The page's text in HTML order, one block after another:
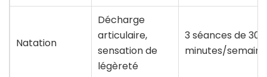
Natation
Décharge
articulaire,
sensation de
légèreté
3 séances de 30
minutes/semaine